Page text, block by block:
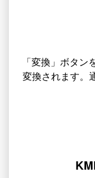
「変換」ボタ
変換されます。